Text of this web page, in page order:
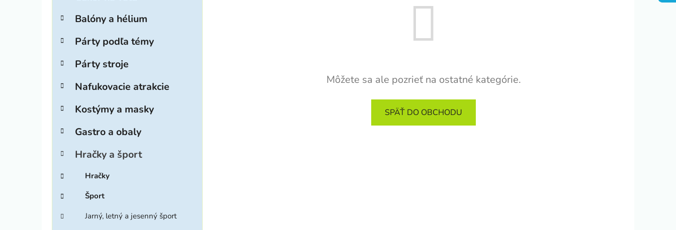
Balóny a hélium
Párty podľa témy
Párty stroje
Nafukovacie atrakcie
Kostýmy a masky
Gastro a obaly
Hračky a šport
Hračky
Šport
Jarný, letný a jesenný šport
Môžete sa ale pozrieť na ostatné kategórie.
SPÄŤ DO OBCHODU